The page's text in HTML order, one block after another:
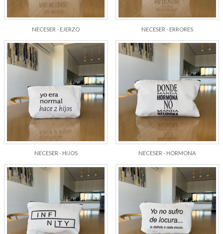
NECESER - EJERZO NECESER - ERRORES
NECESER - HIJOS NECESER - HORMONA